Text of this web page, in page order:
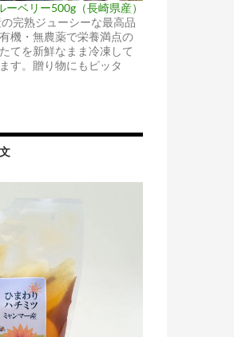
ーベリー500g（長崎県産）
完熟ジューシーな最高品
機・無農薬で栄養満点の
てを新鮮なまま冷凍して
す。贈り物にもピッタ